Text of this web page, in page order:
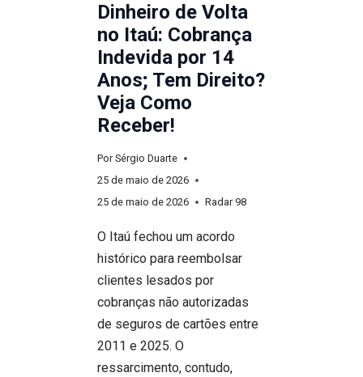
Dinheiro de Volta
no Itaú: Cobrança
Indevida por 14
Anos; Tem Direito?
Veja Como
Receber!
Por Sérgio Duarte
25 de maio de 2026
25 de maio de 2026
Radar 98
O Itaú fechou um acordo
histórico para reembolsar
clientes lesados por
cobranças não autorizadas
de seguros de cartões entre
2011 e 2025. O
ressarcimento, contudo,